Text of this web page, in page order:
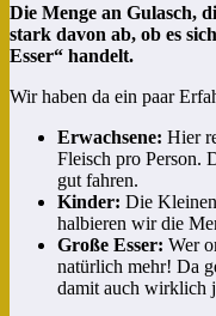
Die Menge an Gulasch,
stark davon ab, ob es
Esser“ handelt.
Wir haben da ein paar
Erwachsene: Hier
Fleisch pro Person.
gut fahren.
Kinder: Die
halbieren wir die
Große Esser: Wer
natürlich mehr! Da
damit auch wirklich